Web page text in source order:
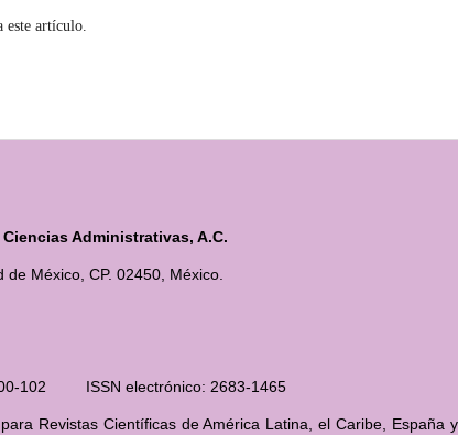
este artículo.
Administrativas, A.C.
México, CP. 02450, México.
102 ISSN electrónico: 2683-1465
Revistas Científicas de América Latina, el Caribe, España